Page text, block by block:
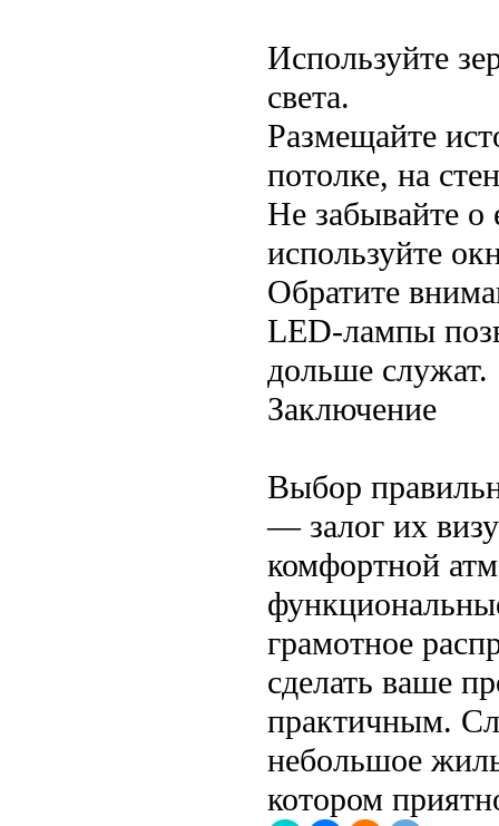
Используйте
света.
Размещайте
потолке, на
Не забывайте о
используйте
Обратите
LED-лампы
дольше служат.
Заключение
Выбор
— залог их
комфортной
грамотное
сделать ваше
практичным.
небольшое
котором